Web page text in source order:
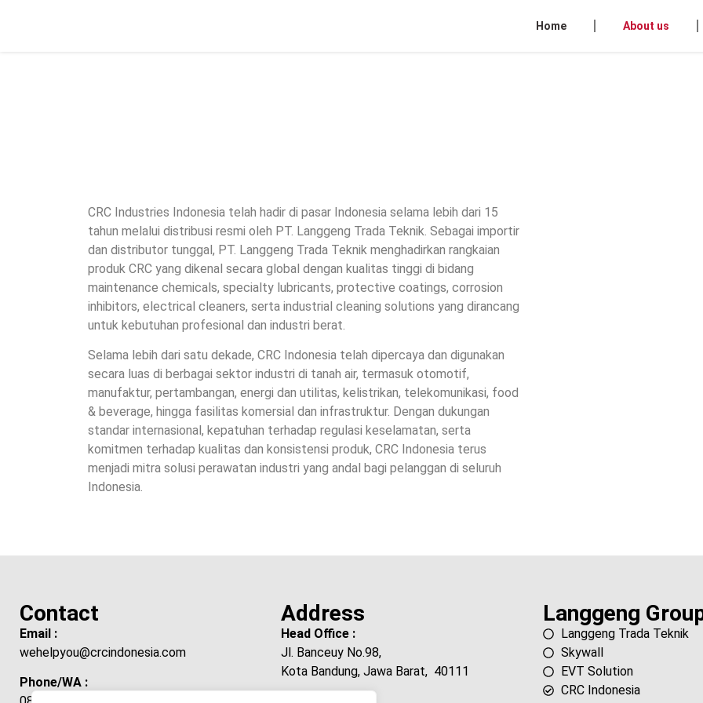
Home About us
CRC Industries Indonesia telah hadir di pasar Indonesia selama lebih dari 15
tahun melalui distribusi resmi oleh PT. Langgeng Trada Teknik. Sebagai importir
dan distributor tunggal, PT. Langgeng Trada Teknik menghadirkan rangkaian
produk CRC yang dikenal secara global dengan kualitas tinggi di bidang
maintenance chemicals, specialty lubricants, protective coatings, corrosion
inhibitors, electrical cleaners, serta industrial cleaning solutions yang dirancang
untuk kebutuhan profesional dan industri berat.
Selama lebih dari satu dekade, CRC Indonesia telah dipercaya dan digunakan
secara luas di berbagai sektor industri di tanah air, termasuk otomotif,
manufaktur, pertambangan, energi dan utilitas, kelistrikan, telekomunikasi, food
& beverage, hingga fasilitas komersial dan infrastruktur. Dengan dukungan
standar internasional, kepatuhan terhadap regulasi keselamatan, serta
komitmen terhadap kualitas dan konsistensi produk, CRC Indonesia terus
menjadi mitra solusi perawatan industri yang andal bagi pelanggan di seluruh
Indonesia.
Contact
Email :
wehelpyou@crcindonesia.com
Phone/WA :
Address
Head Office :
Jl. Banceuy No.98,
Kota Bandung, Jawa Barat, 40111
Langgeng
Langgeng Trada Teknik
Skywall
EVT Solution
CRC Indonesia